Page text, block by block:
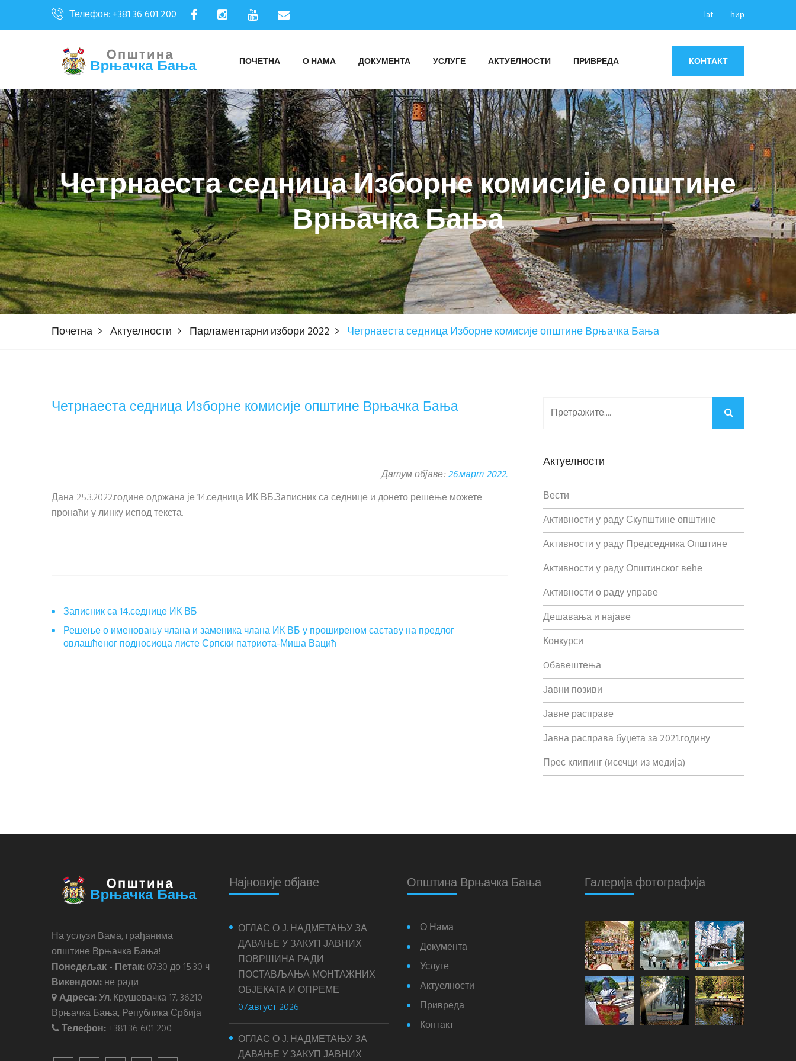
Телефон: +381 36 601 200 lat ћир
ПОЧЕТНА О НАМА ДОКУМЕНТА УСЛУГЕ АКТУЕЛНОСТИ ПРИВРЕДА КОНТАКТ
Четрнаеста седница Изборне комисије општине
Врњачка Бања
Почетна Актуелности Парламентарни избори 2022 Четрнаеста седница Изборне комисије општине Врњачка Бања
Четрнаеста седница Изборне комисије општине Врњачка Бања
Датум објаве:26.март 2022.
Дана 25.3.2022.године одржана је 14.седница ИК ВБ.Записник са седнице и донето решење можете
пронаћи у линку испод текста.
Записник са 14.седнице ИК ВБ
Решење о именовању члана и заменика члана ИК ВБ у проширеном саставу на предлог
овлашћеног подносиоца листе Српски патриота-Миша Вацић
Актуелности
Вести
Активности у раду Скупштине општине
Активности у раду Председника Општине
Активности у раду Општинског веће
Активности о раду управе
Дешавања и најаве
Конкурси
Oбавештења
Јавни позиви
Јавне расправе
Јавна расправа буџета за 2021.годину
Прес клипинг (исечци из медија)
На услузи Вама, грађанима
општине Врњачка Бања!
Понедељак - Петак:07:30 до 15:30 ч
Викендом:не ради
Адреса:Ул. Крушевачка 17, 36210
Врњачка Бања, Република Србија
Телефон:+381 36 601 200
Најновије објаве
ОГЛАС О Ј. НАДМЕТАЊУ ЗА
ДАВАЊЕ У ЗАКУП ЈАВНИХ
ПОВРШИНА РАДИ
ПОСТАВЉАЊА МОНТАЖНИХ
ОБЈЕКАТА И ОПРЕМЕ
07.август 2026.
ОГЛАС О Ј. НАДМЕТАЊУ ЗА
ДАВАЊЕ У ЗАКУП ЈАВНИХ
Општина Врњачка Бања
О Нама
Документа
Услуге
Актуелности
Привреда
Контакт
Галерија фотографија